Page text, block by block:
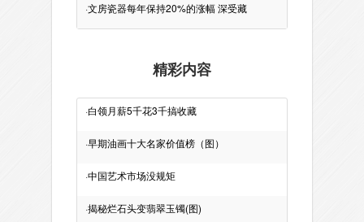
·文房瓷器每年保持20%的涨幅 深受藏
精彩内容
·白领月薪5千花3千搞收藏
·早期油画十大名家价值榜（图）
·中国艺术市场没规矩
·揭秘烂石头变翡翠玉镯(图)